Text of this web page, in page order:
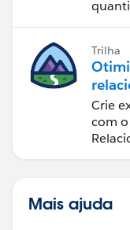
Trilha
Crie
com
Mais ajuda